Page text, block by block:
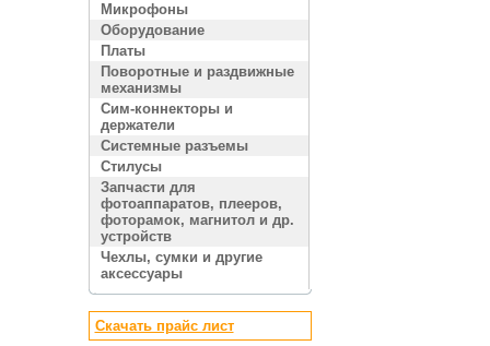
Микрофоны
Оборудование
Платы
Поворотные и раздвижные
механизмы
Сим-коннекторы и
держатели
Системные разъемы
Стилусы
Запчасти для
фотоаппаратов, плееров,
фоторамок, магнитол и др.
устройств
Чехлы, сумки и другие
аксессуары
Скачать прайс лист